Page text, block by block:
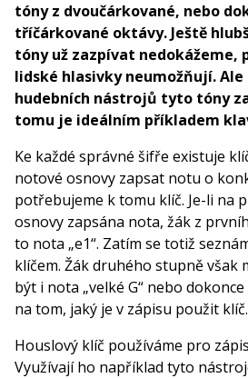
tóny z dvoučárkované, nebo
tříčárkované oktávy. Ještě
tóny už zazpívat nedokážeme,
lidské hlasivky neumožňují.
hudebních nástrojů tyto tóny
tomu je ideálním příkladem
Ke každé správné šifře existuje
notové osnovy zapsat notu o
potřebujeme k tomu klíč. Je-li na
osnovy zapsána nota, žák z
to nota „e1“. Zatím se totiž
klíčem. Žák druhého stupně však
být i nota „velké G“ nebo dokonce
na tom, jaký je v zápisu použit klíč.
Houslový klíč používáme pro
Využívají ho například tyto